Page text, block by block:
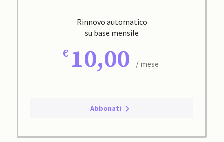
Rinnovo automatico
su base mensile
10,00 / mese
Abbonati